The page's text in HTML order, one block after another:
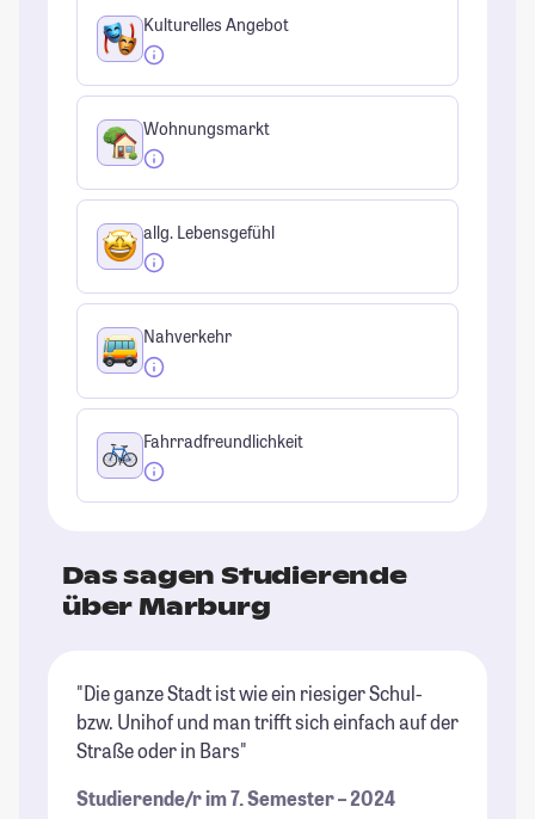
Kulturelles Angebot
Wohnungsmarkt
allg. Lebensgefühl
Nahverkehr
Fahrradfreundlichkeit
Das sagen Studierende
über Marburg
"Die ganze Stadt ist wie ein riesiger Schul-
bzw. Unihof und man trifft sich einfach auf der
Straße oder in Bars"
Studierende/r im 7. Semester – 2024